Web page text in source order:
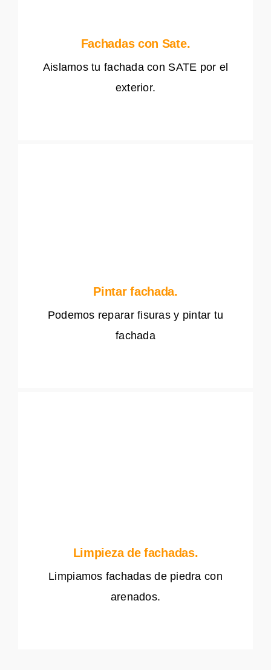
Fachadas con Sate.
Aislamos tu fachada con SATE por el
exterior.
Pintar fachada.
Podemos reparar fisuras y pintar tu
fachada
Limpieza de fachadas.
Limpiamos fachadas de piedra con
arenados.